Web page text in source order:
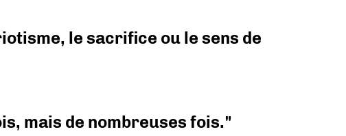
le sacrifice ou le sens de
mais de nombreuses fois."